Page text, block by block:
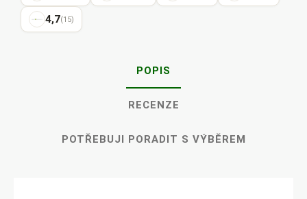
4,7(15)
POPIS
RECENZE
POTŘEBUJI PORADIT S VÝBĚREM